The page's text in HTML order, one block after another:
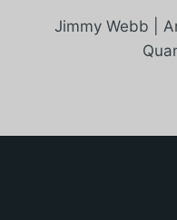
Jimmy Webb |